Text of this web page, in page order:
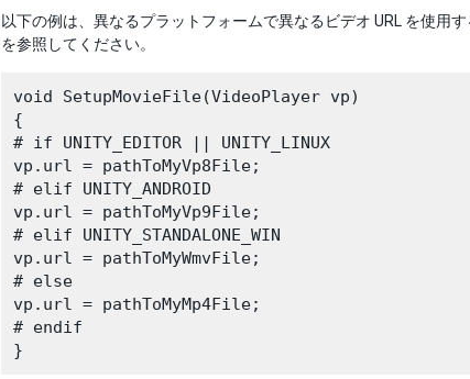
以下の例は、異なるプラットフォームで異なるビデオ URL を使用
を参照してください。
void SetupMovieFile(VideoPlayer vp)
{
# if UNITY_EDITOR || UNITY_LINUX
vp.url = pathToMyVp8File;
# elif UNITY_ANDROID
vp.url = pathToMyVp9File;
# elif UNITY_STANDALONE_WIN
vp.url = pathToMyWmvFile;
# else
vp.url = pathToMyMp4File;
# endif